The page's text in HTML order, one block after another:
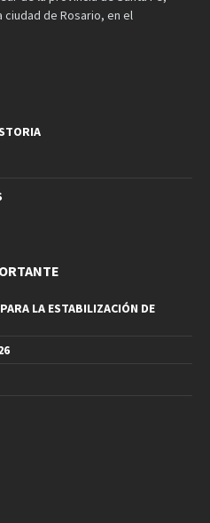
ciudad de Rosario, en el
LA ESTABILIZACIÓN DE